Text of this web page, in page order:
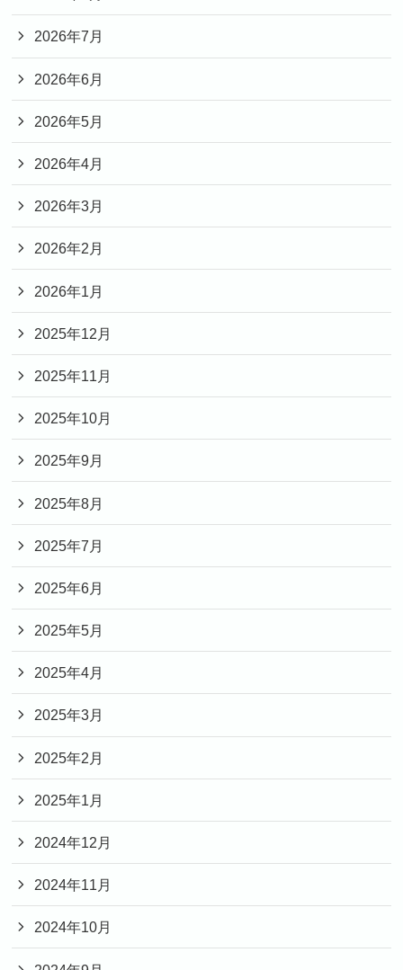
2026年7月
2026年6月
2026年5月
2026年4月
2026年3月
2026年2月
2026年1月
2025年12月
2025年11月
2025年10月
2025年9月
2025年8月
2025年7月
2025年6月
2025年5月
2025年4月
2025年3月
2025年2月
2025年1月
2024年12月
2024年11月
2024年10月